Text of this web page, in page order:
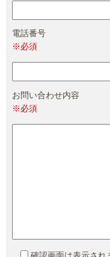
電話番号
※必須
お問い合わせ内容
※必須